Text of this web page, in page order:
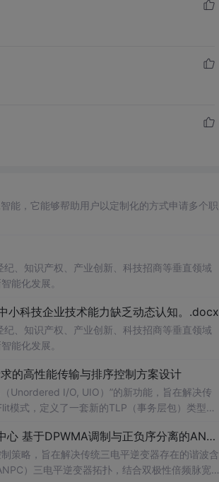
能，它能够帮助用户以定制化的方式申请多个职
、知识产权、产业创新、科技招商等垂直领域
能化发展。
小科技企业技术能力缺乏动态认知。.docx
、知识产权、产业创新、科技招商等垂直领域
能化发展。
的高性能传输与排序控制方案设计
Unordered I/O, UIO）”的新功能，旨在解决传
模式，定义了一套新的TLP（事务层包）类型和
博客 下载 社区 AtomGit 模型市场 搜CSDN 搜索 AI 搜索 会员中心 创作中心 基于DPWMA调制与正负序分离的ANPC三电平并网逆变器前馈控制策略研究（Simulink仿真实现）
策略，旨在解决传统三电平逆变器存在的谐波含
）三电平逆变器拓扑，结合双极性倍频脉宽